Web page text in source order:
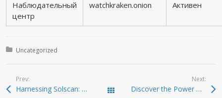
Наблюдательный
центр
watchkraken.onion Активен
Posted in:
Uncategorized
Prev:
Harnessing Solscan: Your Ultimate Crypto Exploration Tool Todas las entradas
Next:
Discover the Power of Atomic Wallet for Crypto Management